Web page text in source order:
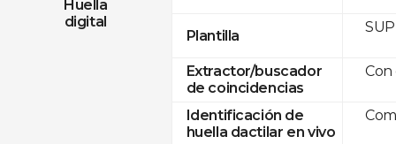
Huella
digital
Plantilla
Extractor/buscador
de coincidencias
Identificación de
huella dactilar en vivo
Con